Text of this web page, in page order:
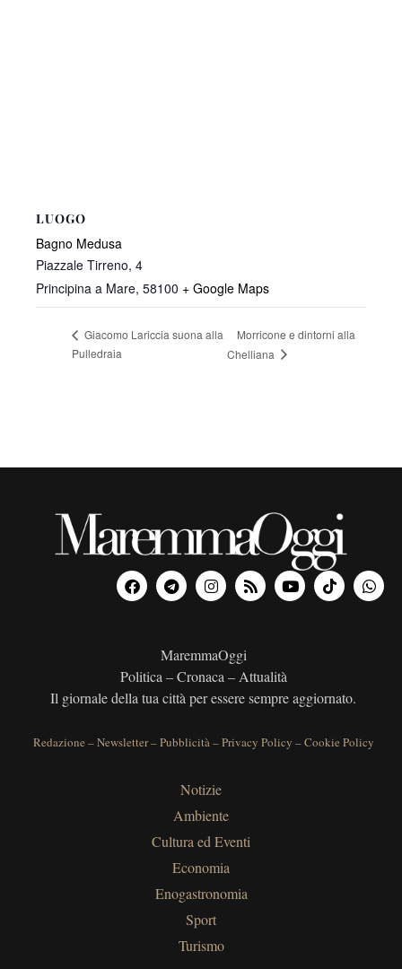
LUOGO
Bagno Medusa
Piazzale Tirreno, 4
Principina a Mare, 58100 + Google Maps
Giacomo Lariccia suona alla
Pulledraia
Morricone e dintorni alla
Chelliana
MaremmaOggi
Politica – Cronaca – Attualità
Il giornale della tua città per essere sempre aggiornato.
Redazione –Newsletter–Pubblicità–Privacy Policy –Cookie Policy
Notizie
Ambiente
Cultura ed Eventi
Economia
Enogastronomia
Sport
Turismo